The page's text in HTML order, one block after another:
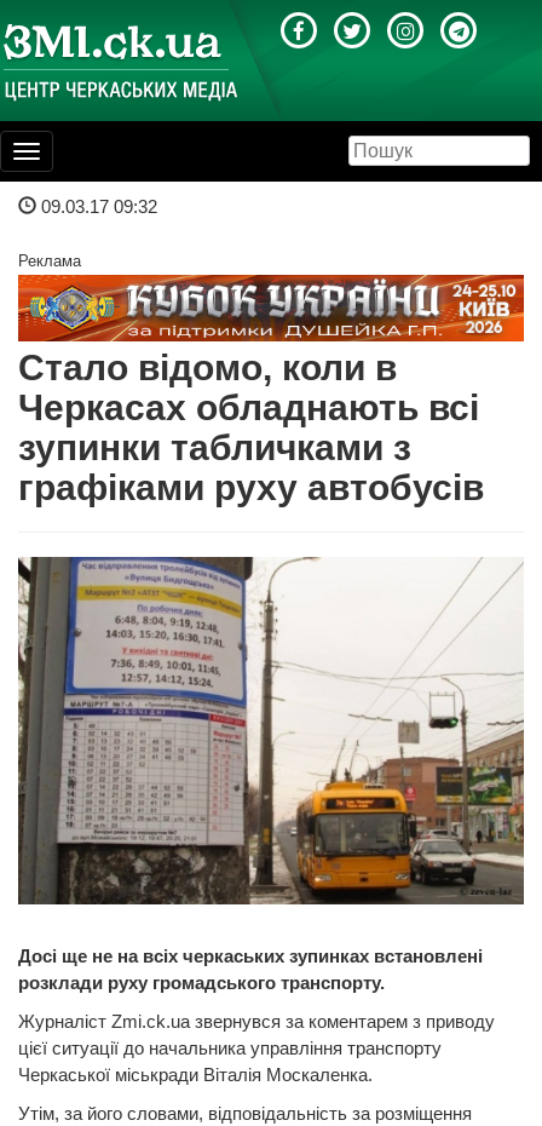
Toggle
navigation
09.03.17 09:32
Реклама
Стало відомо, коли в
Черкасах обладнають всі
зупинки табличками з
графіками руху автобусів
Досі ще не на всіх черкаських зупинках встановлені
розклади руху громадського транспорту.
Журналіст Zmi.ck.ua звернувся за коментарем з приводу
цієї ситуації до начальника управління транспорту
Черкаської міськради Віталія Москаленка.
Утім, за його словами, відповідальність за розміщення